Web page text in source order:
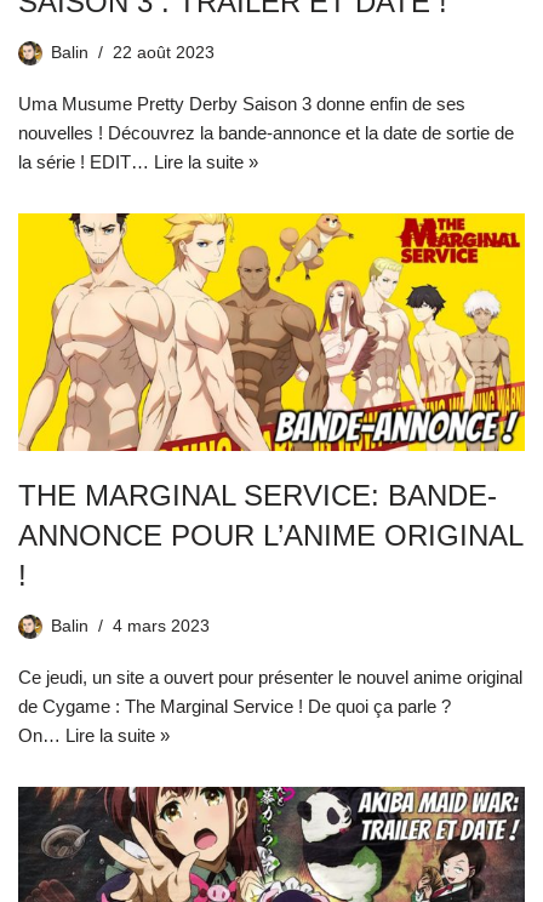
Balin 22 août 2023
Uma Musume Pretty Derby Saison 3 donne enfin de ses
nouvelles ! Découvrez la bande-annonce et la date de sortie de
la série ! EDIT… Lire la suite »
THE MARGINAL SERVICE: BANDE-
ANNONCE POUR L’ANIME ORIGINAL
!
Balin 4 mars 2023
Ce jeudi, un site a ouvert pour présenter le nouvel anime original
de Cygame : The Marginal Service ! De quoi ça parle ?
On… Lire la suite »